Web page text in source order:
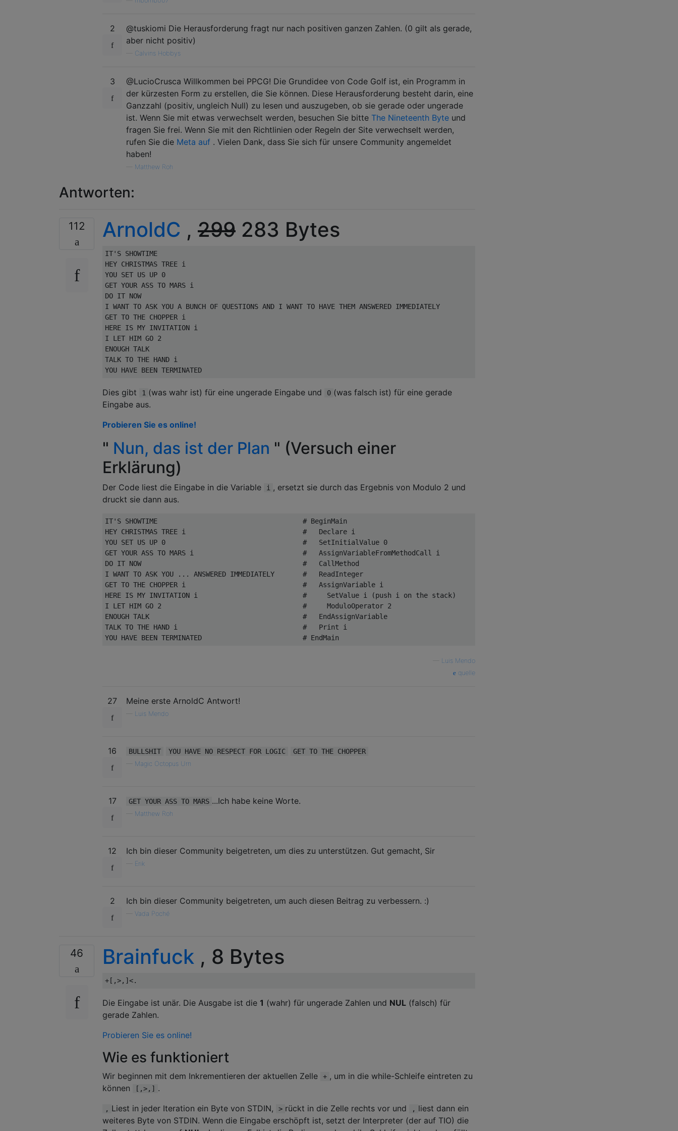
2
@tuskiomi Die Herausforderung fragt nur nach positiven ganzen Zahlen. (0 gilt als gerade,
aber nicht positiv)
Calvins Hobbys
3
@LucioCrusca Willkommen bei PPCG! Die Grundidee von Code Golf ist, ein Programm in
der kürzesten Form zu erstellen, die Sie können. Diese Herausforderung besteht darin, eine
Ganzzahl (positiv, ungleich Null) zu lesen und auszugeben, ob sie gerade oder ungerade
ist. Wenn Sie mit etwas verwechselt werden, besuchen Sie bitte The Nineteenth Byte und
fragen Sie frei. Wenn Sie mit den Richtlinien oder Regeln der Site verwechselt werden,
rufen Sie die Meta auf . Vielen Dank, dass Sie sich für unsere Community angemeldet
haben!
Matthew Roh
Antworten:
112 ArnoldC , 299 283 Bytes
IT'S SHOWTIME
HEY CHRISTMAS TREE i
YOU SET US UP 0
GET YOUR ASS TO MARS i
DO IT NOW
I WANT TO ASK YOU A BUNCH OF QUESTIONS AND I WANT TO HAVE THEM ANSWERED IMMEDIATELY
GET TO THE CHOPPER i
HERE IS MY INVITATION i
I LET HIM GO 2
ENOUGH TALK
TALK TO THE HAND i
Dies gibt 1 (was wahr ist) für eine ungerade Eingabe und 0 (was falsch ist) für eine gerade
Eingabe aus.
Probieren Sie es online!
" Nun, das ist der Plan " (Versuch einer
Erklärung)
Der Code liest die Eingabe in die Variable i , ersetzt sie durch das Ergebnis von Modulo 2 und
druckt sie dann aus.
IT'S SHOWTIME                                    # BeginMain
HEY CHRISTMAS TREE i                             #   Declare i
YOU SET US UP 0                                  #   SetInitialValue 0
GET YOUR ASS TO MARS i                           #   AssignVariableFromMethodCall i
DO IT NOW                                        #   CallMethod
I WANT TO ASK YOU ... ANSWERED IMMEDIATELY       #   ReadInteger
GET TO THE CHOPPER i                             #   AssignVariable i
HERE IS MY INVITATION i                          #     SetValue i (push i on the stack)
I LET HIM GO 2                                   #     ModuloOperator 2
ENOUGH TALK                                      #   EndAssignVariable
TALK TO THE HAND i                               #   Print i
Luis Mendo
quelle
27 Meine erste ArnoldC Antwort!
Luis Mendo
16 BULLSHIT YOU HAVE NO RESPECT FOR LOGIC GET TO THE CHOPPER
Magic Octopus Urn
17 GET YOUR ASS TO MARS ...Ich habe keine Worte.
Matthew Roh
12 Ich bin dieser Community beigetreten, um dies zu unterstützen. Gut gemacht, Sir
Erik
2 Ich bin dieser Community beigetreten, um auch diesen Beitrag zu verbessern. :)
Vada Poché
46 Brainfuck , 8 Bytes
Die Eingabe ist unär. Die Ausgabe ist die 1 (wahr) für ungerade Zahlen und NUL (falsch) für
gerade Zahlen.
Probieren Sie es online!
Wie es funktioniert
Wir beginnen mit dem Inkrementieren der aktuellen Zelle + , um in die while-Schleife eintreten zu
können
[,>,] .
, Liest in jeder Iteration ein Byte von STDIN, > rückt in die Zelle rechts vor und , liest dann ein
weiteres Byte von STDIN. Wenn die Eingabe erschöpft ist, setzt der Interpreter (der auf TIO) die